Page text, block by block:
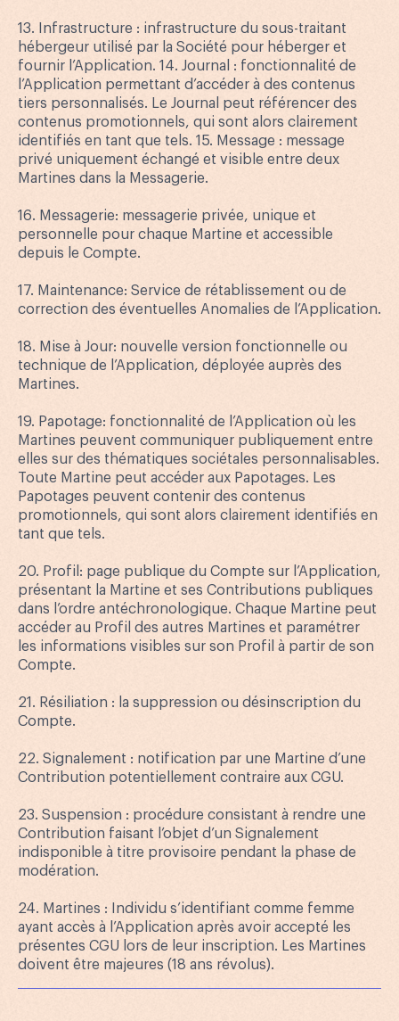
13. Infrastructure : infrastructure du sous-traitant
hébergeur utilisé par la Société pour héberger et
fournir l’Application. 14. Journal : fonctionnalité de
l’Application permettant d’accéder à des contenus
tiers personnalisés. Le Journal peut référencer des
contenus promotionnels, qui sont alors clairement
identifiés en tant que tels. 15. Message : message
privé uniquement échangé et visible entre deux
Martines dans la Messagerie.
16. Messagerie: messagerie privée, unique et
personnelle pour chaque Martine et accessible
depuis le Compte.
17. Maintenance: Service de rétablissement ou de
correction des éventuelles Anomalies de l’Application.
18. Mise à Jour: nouvelle version fonctionnelle ou
technique de l’Application, déployée auprès des
Martines.
19. Papotage: fonctionnalité de l’Application où les
Martines peuvent communiquer publiquement entre
elles sur des thématiques sociétales personnalisables.
Toute Martine peut accéder aux Papotages. Les
Papotages peuvent contenir des contenus
promotionnels, qui sont alors clairement identifiés en
tant que tels.
20. Profil: page publique du Compte sur l’Application,
présentant la Martine et ses Contributions publiques
dans l’ordre antéchronologique. Chaque Martine peut
accéder au Profil des autres Martines et paramétrer
les informations visibles sur son Profil à partir de son
Compte.
21. Résiliation : la suppression ou désinscription du
Compte.
22. Signalement : notification par une Martine d’une
Contribution potentiellement contraire aux CGU.
23. Suspension : procédure consistant à rendre une
Contribution faisant l’objet d’un Signalement
indisponible à titre provisoire pendant la phase de
modération.
24. Martines : Individu s’identifiant comme femme
ayant accès à l’Application après avoir accepté les
présentes CGU lors de leur inscription. Les Martines
doivent être majeures (18 ans révolus).